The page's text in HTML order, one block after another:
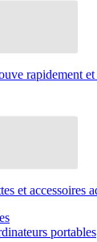
rapidement
et accessoires
portables